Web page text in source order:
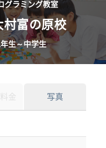
グラミング教室
村富の原校
生～中学生
金 写真